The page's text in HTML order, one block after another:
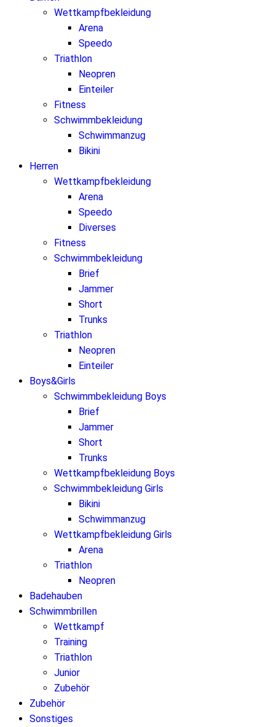
Wettkampfbekleidung
Arena
Speedo
Triathlon
Neopren
Einteiler
Fitness
Schwimmbekleidung
Schwimmanzug
Bikini
Herren
Wettkampfbekleidung
Arena
Speedo
Diverses
Fitness
Schwimmbekleidung
Brief
Jammer
Short
Trunks
Triathlon
Neopren
Einteiler
Boys&Girls
Schwimmbekleidung Boys
Brief
Jammer
Short
Trunks
Wettkampfbekleidung Boys
Schwimmbekleidung Girls
Bikini
Schwimmanzug
Wettkampfbekleidung Girls
Arena
Triathlon
Neopren
Badehauben
Schwimmbrillen
Wettkampf
Training
Triathlon
Junior
Zubehör
Zubehör
Sonstiges